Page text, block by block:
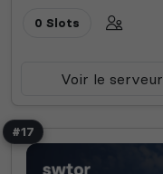
0 Slots
Voir le serveur
#17